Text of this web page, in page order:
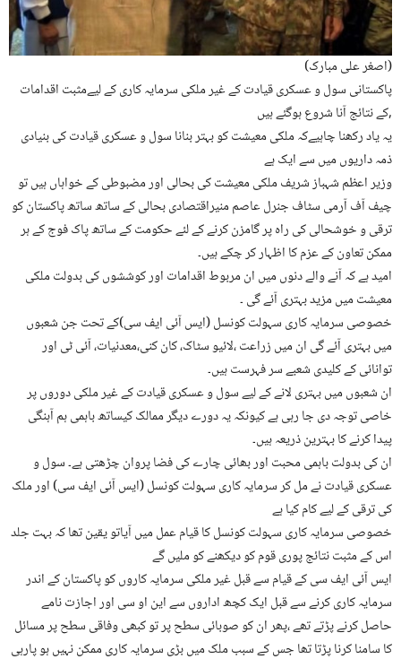
(اصغر علی مبارک)
پاکستانی سول و عسکری قیادت کے غیر ملکی سرمایہ کاری کے لیےمثبت اقدامات
کے نتائج آنا شروع ہوگئے ہیں,
یہ یاد رکھنا چاہیےکہ ملکی معیشت کو بہتر بنانا سول و عسکری قیادت کی بنیادی
ذمہ داریوں میں سے ایک ہے
وزیر اعظم شہباز شریف ملکی معیشت کی بحالی اور مضبوطی کے خواہاں ہیں تو
چیف آف آرمی سٹاف جنرل عاصم منیراقتصادی بحالی کے ساتھ ساتھ پاکستان کو
ترقی و خوشحالی کی راہ پر گامزن کرنے کے لئے حکومت کے ساتھ پاک فوج کے ہر
ممکن تعاون کے عزم کا اظہار کر چکے ہیں۔
امید ہے کہ آنے والے دنوں میں ان مربوط اقدامات اور کوششوں کی بدولت ملکی
معیشت میں مزید بہتری آئے گی ۔
خصوصی سرمایہ کاری سہولت کونسل (ایس آئی ایف سی)کے تحت جن شعبوں
میں بہتری آئے گی ان میں زراعت ،لائیو سٹاک، کان کنی،معدنیات، آئی ٹی اور
توانائی کے کلیدی شعبے سر فہرست ہیں۔
ان شعبوں میں بہتری لانے کے لیے سول و عسکری قیادت کے غیر ملکی دوروں پر
خاصی توجہ دی جا رہی ہے کیونکہ یہ دورے دیگر ممالک کیساتھ باہمی ہم آہنگی
پیدا کرنے کا بہترین ذریعہ ہیں۔
ان کی بدولت باہمی محبت اور بھائی چارے کی فضا پروان چڑھتی ہے۔ سول و
عسکری قیادت نے مل کر سرمایہ کاری سہولت کونسل (ایس آئی ایف سی) اور ملک
کی ترقی کے لیے کام کیا ہے
خصوصی سرمایہ کاری سہولت کونسل کا قیام عمل میں آیاتو یقین تھا کہ بہت جلد
اس کے مثبت نتائج پوری قوم کو دیکھنے کو ملیں گے
ایس آئی ایف سی کے قیام سے قبل غیر ملکی سرمایہ کاروں کو پاکستان کے اندر
سرمایہ کاری کرنے سے قبل ایک کچھ اداروں سے این او سی اور اجازت نامے
حاصل کرنے پڑتے تھے ،پھر ان کو صوبائی سطح پر تو کبھی وفاقی سطح پر مسائل
کا سامنا کرنا پڑتا تھا جس کے سبب ملک میں بڑی سرمایہ کاری ممکن نہیں ہو پارہی